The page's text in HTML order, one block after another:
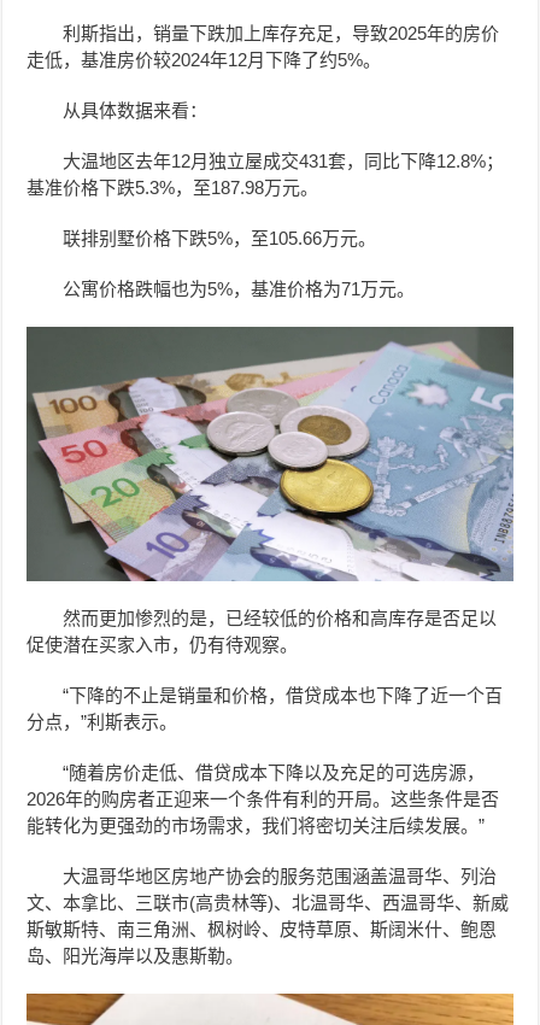
利斯指出，销量下跌加上库存充足，导致2025年的房价
走低，基准房价较2024年12月下降了约5%。
从具体数据来看：
大温地区去年12月独立屋成交431套，同比下降12.8%；
基准价格下跌5.3%，至187.98万元。
联排别墅价格下跌5%，至105.66万元。
公寓价格跌幅也为5%，基准价格为71万元。
然而更加惨烈的是，已经较低的价格和高库存是否足以
促使潜在买家入市，仍有待观察。
“下降的不止是销量和价格，借贷成本也下降了近一个百
分点，”利斯表示。
“随着房价走低、借贷成本下降以及充足的可选房源，
2026年的购房者正迎来一个条件有利的开局。这些条件是否
能转化为更强劲的市场需求，我们将密切关注后续发展。”
大温哥华地区房地产协会的服务范围涵盖温哥华、列治
文、本拿比、三联市(高贵林等)、北温哥华、西温哥华、新威
斯敏斯特、南三角洲、枫树岭、皮特草原、斯阔米什、鲍恩
岛、阳光海岸以及惠斯勒。